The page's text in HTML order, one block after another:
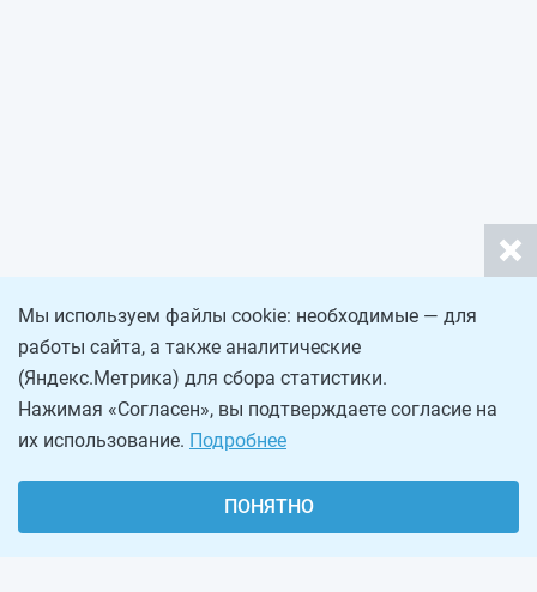
Мы используем файлы cookie: необходимые — для
работы сайта, а также аналитические
(Яндекс.Метрика) для сбора статистики.
Нажимая «Согласен», вы подтверждаете согласие на
их использование. Подробнее
ПОНЯТНО